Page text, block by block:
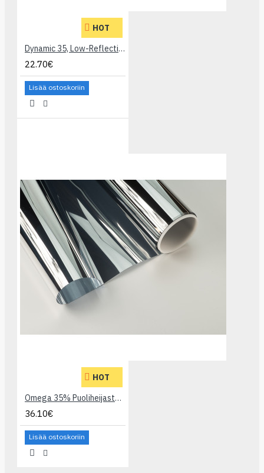
HOT
Dynamic 35, Low-Reflective Kraftfilms Width 1,52m
22.70€
Lisää ostoskoriin
HOT
Omega 35% Puoliheijastava Kalvo
36.10€
Lisää ostoskoriin